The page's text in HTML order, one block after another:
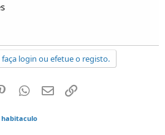
faça login ou efetue o registo.
PinterestWhatsapp
Email